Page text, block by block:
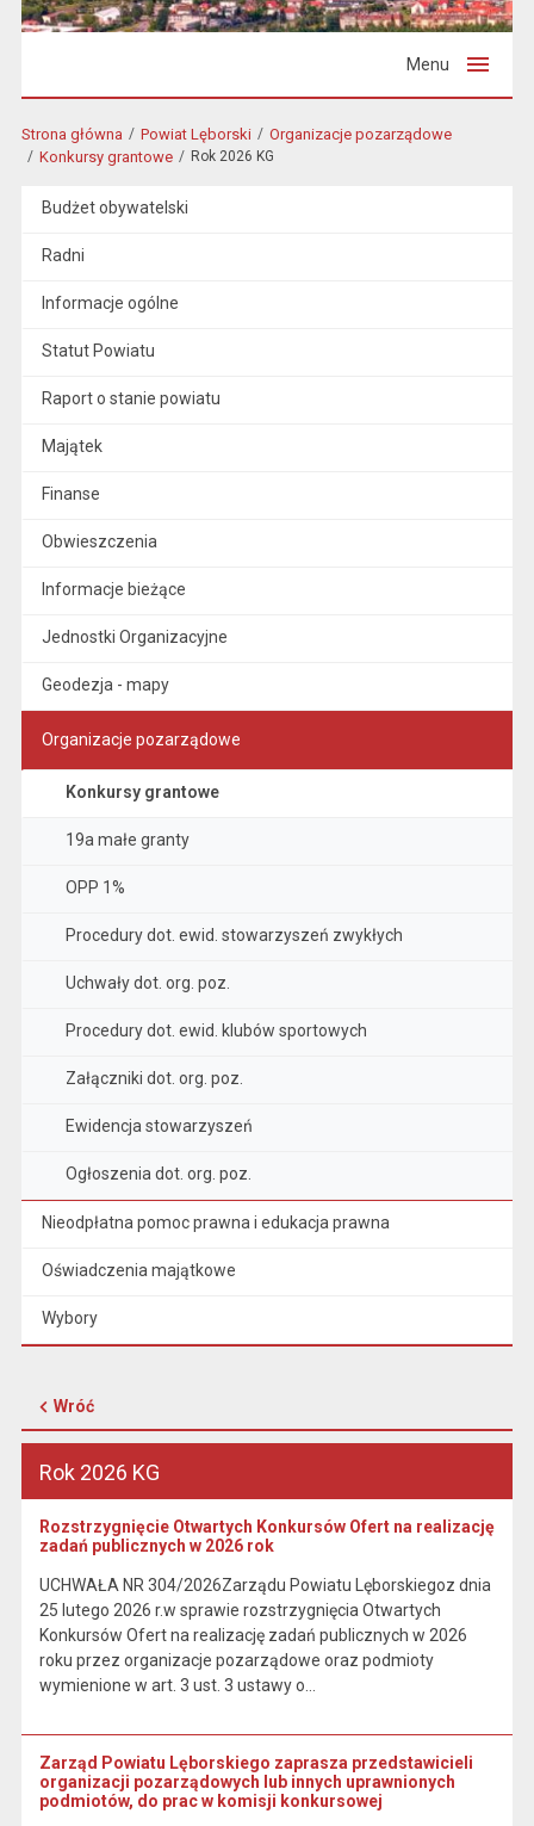
Menu
Strona główna Powiat Lęborski
Organizacje pozarządowe
Konkursy grantowe
Rok 2026 KG
Budżet obywatelski
Radni
Informacje ogólne
Statut Powiatu
Raport o stanie powiatu
Majątek
Finanse
Obwieszczenia
Informacje bieżące
Jednostki Organizacyjne
Geodezja - mapy
Organizacje pozarządowe
Konkursy grantowe
19a małe granty
OPP 1%
Procedury dot. ewid. stowarzyszeń zwykłych
Uchwały dot. org. poz.
Procedury dot. ewid. klubów sportowych
Załączniki dot. org. poz.
Ewidencja stowarzyszeń
Ogłoszenia dot. org. poz.
Nieodpłatna pomoc prawna i edukacja prawna
Oświadczenia majątkowe
Wybory
Wróć
Rok 2026 KG
Rozstrzygnięcie Otwartych Konkursów Ofert na realizację
zadań publicznych w 2026 rok
UCHWAŁA NR 304/2026Zarządu Powiatu Lęborskiegoz dnia
25 lutego 2026 r.w sprawie rozstrzygnięcia Otwartych
Konkursów Ofert na realizację zadań publicznych w 2026
roku przez organizacje pozarządowe oraz podmioty
wymienione w art. 3 ust. 3 ustawy o…
Zarząd Powiatu Lęborskiego zaprasza przedstawicieli
organizacji pozarządowych lub innych uprawnionych
podmiotów, do prac w komisji konkursowej